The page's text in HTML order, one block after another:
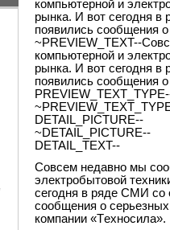
компьютерной и
рынка. И вот сегодня
появились сообщения
~PREVIEW_TEXT--
компьютерной и
рынка. И вот сегодня
появились сообщения
DETAIL_PICTURE--
~DETAIL_PICTURE--
DETAIL_TEXT--
Совсем недавно мы
электробытовой
сегодня в ряде СМИ со
сообщения о
компании «Tехносила».